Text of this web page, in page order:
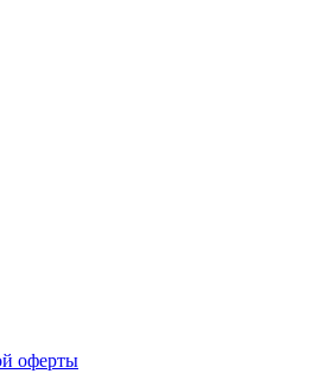
оферты